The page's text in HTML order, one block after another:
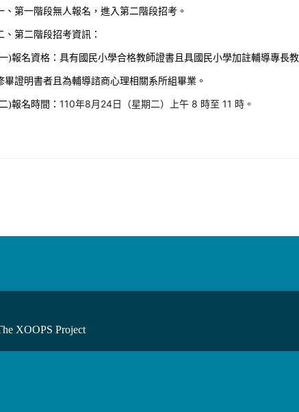
、第一階段無人報名，進入第二階段招考。
、第二階段招考資訊：
)報名資格：具有國民小學合格教師證書且具國民小學加註輔導專長
畢證明書者且為輔導諮商心理相關系所組畢業。
)報名時間：110年8月24日（星期二）上午 8 時至 11 時。
XOOPS Project